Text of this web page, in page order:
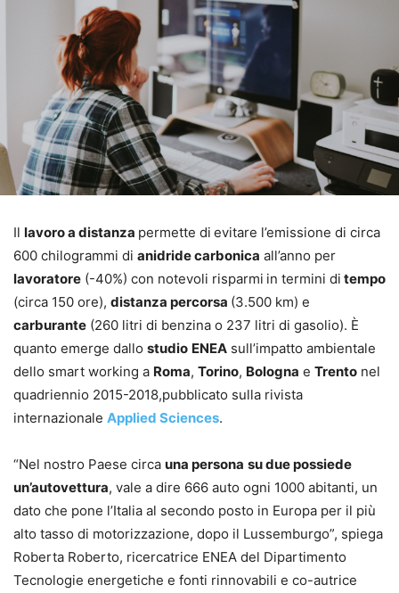
Il lavoro a distanza permette di evitare l’emissione di circa
600 chilogrammi di anidride carbonica all’anno per
lavoratore (-40%) con notevoli risparmi in termini di tempo
(circa 150 ore), distanza percorsa (3.500 km) e
carburante (260 litri di benzina o 237 litri di gasolio). È
quanto emerge dallo studio ENEA sull’impatto ambientale
dello smart working a Roma, Torino, Bologna e Trento nel
quadriennio 2015-2018,pubblicato sulla rivista
internazionale Applied Sciences.
“Nel nostro Paese circa una persona su due possiede
un’autovettura, vale a dire 666 auto ogni 1000 abitanti, un
dato che pone l’Italia al secondo posto in Europa per il più
alto tasso di motorizzazione, dopo il Lussemburgo”, spiega
Roberta Roberto, ricercatrice ENEA del Dipartimento
Tecnologie energetiche e fonti rinnovabili e co-autrice